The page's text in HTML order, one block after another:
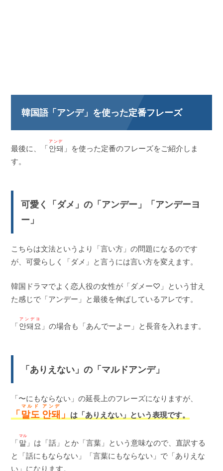
韓国語「アンデ」を使った定番フレーズ
最後に、「안돼
アンデ
」を使った定番のフレーズをご紹介しま
す。
可愛く「ダメ」の「アンデー」「アンデーヨ
ー」
こちらは文法というより「言い方」の問題になるのです
が、可愛らしく「ダメ」と言うには言い方を変えます。
韓国ドラマでよく恋人役の女性が「ダメー♡」という甘え
た感じで「アンデー」と最後を伸ばしているアレです。
「안돼요
アンデヨ
」の場合も「あんでーよー」と長音を入れます。
「ありえない」の「マルドアンデ」
「〜にもならない」の延長上のフレーズになりますが、
「말도 안돼
マルド アンデ
」 は「ありえない」という表現です。
「말
マル
」は「話」とか「言葉」という意味なので、直訳する
と「話にもならない」「言葉にもならない」で「ありえな
い」になります。